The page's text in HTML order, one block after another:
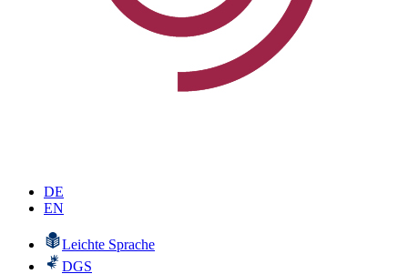
DE
EN
Leichte Sprache
DGS